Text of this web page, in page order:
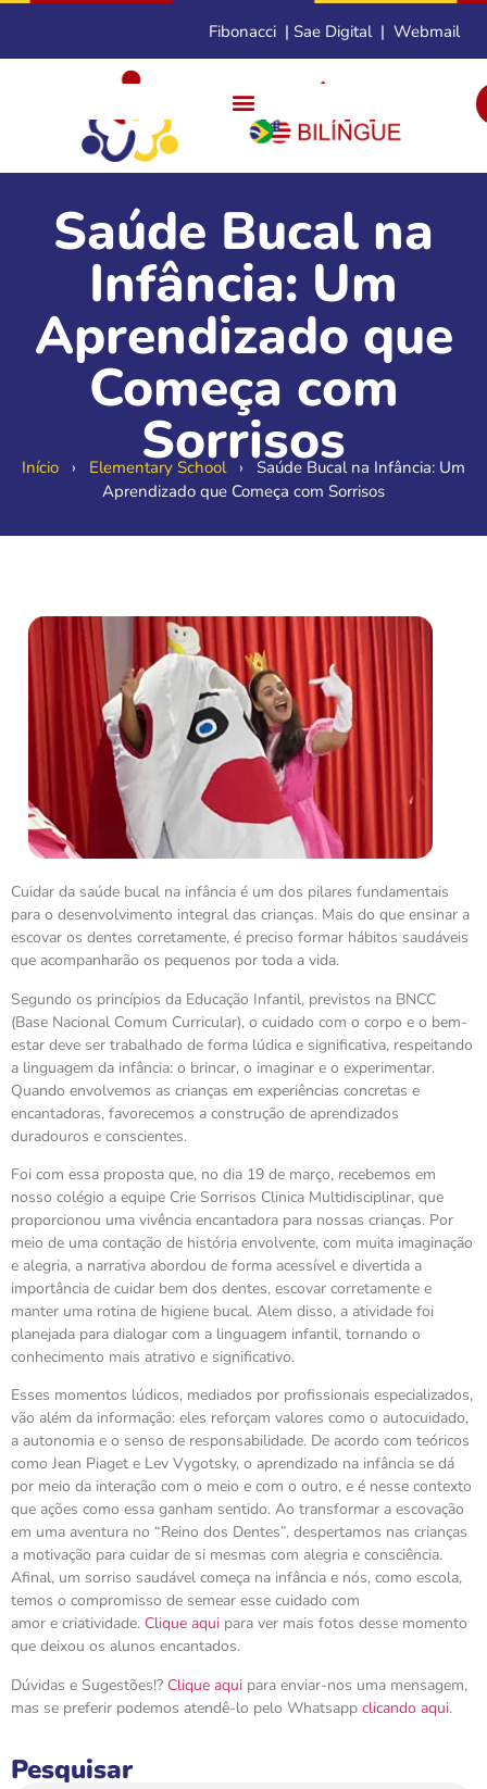
Fibonacci | Sae Digital| Webmail
Saúde Bucal na
Infância: Um
Aprendizado que
Começa com
Sorrisos
Início › Elementary School› Saúde Bucal na Infância: Um
Aprendizado que Começa com Sorrisos
Cuidar da saúde bucal na infância é um dos pilares fundamentais
para o desenvolvimento integral das crianças. Mais do que ensinar a
escovar os dentes corretamente, é preciso formar hábitos saudáveis
que acompanharão os pequenos por toda a vida.
Segundo os princípios da Educação Infantil, previstos na BNCC
(Base Nacional Comum Curricular), o cuidado com o corpo e o bem-
estar deve ser trabalhado de forma lúdica e significativa, respeitando
a linguagem da infância: o brincar, o imaginar e o experimentar.
Quando envolvemos as crianças em experiências concretas e
encantadoras, favorecemos a construção de aprendizados
duradouros e conscientes.
Foi com essa proposta que, no dia 19 de março, recebemos em
nosso colégio a equipe Crie Sorrisos Clinica Multidisciplinar, que
proporcionou uma vivência encantadora para nossas crianças. Por
meio de uma contação de história envolvente, com muita imaginação
e alegria, a narrativa abordou de forma acessível e divertida a
importância de cuidar bem dos dentes, escovar corretamente e
manter uma rotina de higiene bucal. Alem disso, a atividade foi
planejada para dialogar com a linguagem infantil, tornando o
conhecimento mais atrativo e significativo.
Esses momentos lúdicos, mediados por profissionais especializados,
vão além da informação: eles reforçam valores como o autocuidado,
a autonomia e o senso de responsabilidade. De acordo com teóricos
como Jean Piaget e Lev Vygotsky, o aprendizado na infância se dá
por meio da interação com o meio e com o outro, e é nesse contexto
que ações como essa ganham sentido. Ao transformar a escovação
em uma aventura no “Reino dos Dentes”, despertamos nas crianças
a motivação para cuidar de si mesmas com alegria e consciência.
Afinal, um sorriso saudável começa na infância e nós, como escola,
temos o compromisso de semear esse cuidado com
amor e criatividade. Clique aqui para ver mais fotos desse momento
que deixou os alunos encantados.
Dúvidas e Sugestões!? Clique aqui para enviar-nos uma mensagem,
mas se preferir podemos atendê-lo pelo Whatsapp clicando aqui.
Pesquisar